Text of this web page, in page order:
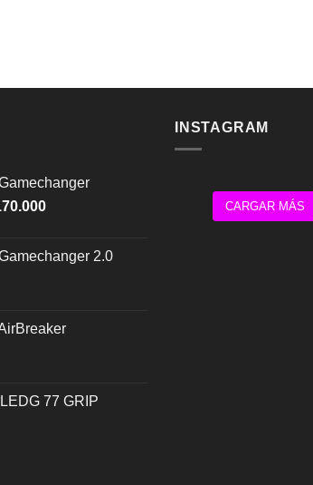
El
es:
2.0
77 GRIP
INSTAGRAM
CARGAR MÁS